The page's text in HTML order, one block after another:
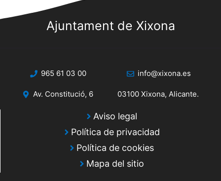
Ajuntament de Xixona
965 61 03 00 info@xixona.es
Av. Constitució, 6 03100 Xixona, Alicante.
Aviso legal
Política de privacidad
Política de cookies
Mapa del sitio